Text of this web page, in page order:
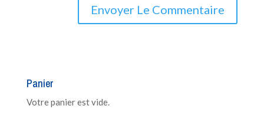
Panier
Votre panier est vide.